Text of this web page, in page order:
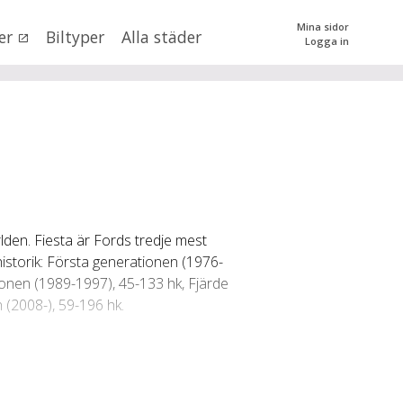
Biltyper Alla städer
Mina sidor
Logga in
0 kr tillmer än 500000
(alla)
val SÖK
Fiesta är Fords tredje mest
Första generationen (1976-
(1989-1997), 45-133 hk, Fjärde
), 59-196 hk.